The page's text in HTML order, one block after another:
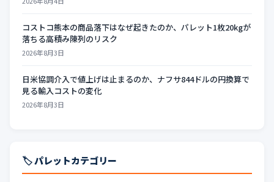
コストコ熊本の商品落下はなぜ起きたのか、パレット1枚20kgが
落ちる高積み陳列のリスク
2026年8月3日
日米協調介入で値上げは止まるのか、ナフサ844ドルの円換算で
見る輸入コストの変化
2026年8月3日
🏷️ パレットカテゴリー